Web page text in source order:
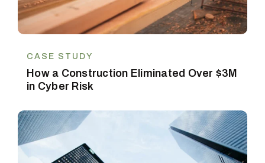
CASE STUDY
How a Construction Eliminated Over $3M
in Cyber Risk